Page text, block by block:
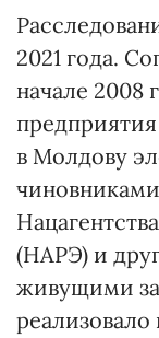
2021 года.
начале 2008
в Молдову
(НАРЭ) и
живущими